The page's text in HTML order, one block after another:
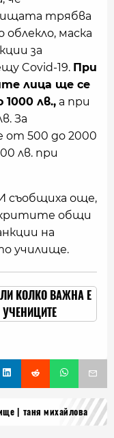
трябва
облекло, маска
за
Covid-19. При
лица ще се
лв., а при
За
от 500 до 2000
лв. при
съобщиха още,
общи
на
училище.
КОЛКО ВАЖНА Е
УЧЕНИЦИТЕ
таня михайлова